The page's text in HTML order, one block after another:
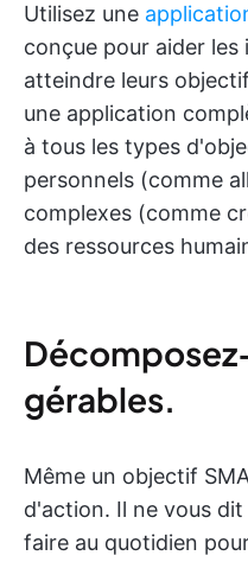
Utilisez une
conçue pour aider les
atteindre leurs
une application
à tous les types
personnels (comme
complexes (comme
des ressources
gérables.
Même un objectif
d'action. Il ne vous
faire au quotidien